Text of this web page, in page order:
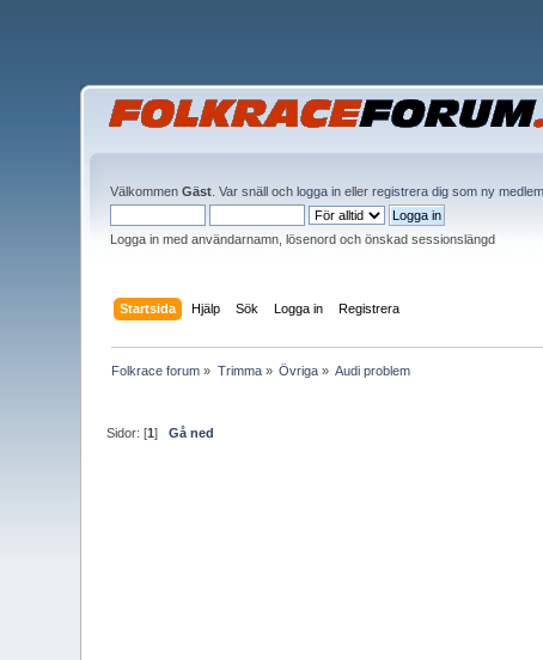
VälkommenGäst . Var snäll ochlogga in ellerregistrera dig som ny medlem
Logga in med användarnamn, lösenord och önskad sessionslängd
Startsida Hjälp Sök Logga in Registrera
Folkrace forum » Trimma» Övriga » Audi problem
Sidor: [1]Gå ned